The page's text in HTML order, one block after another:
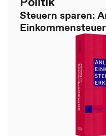
Steuern sparen: